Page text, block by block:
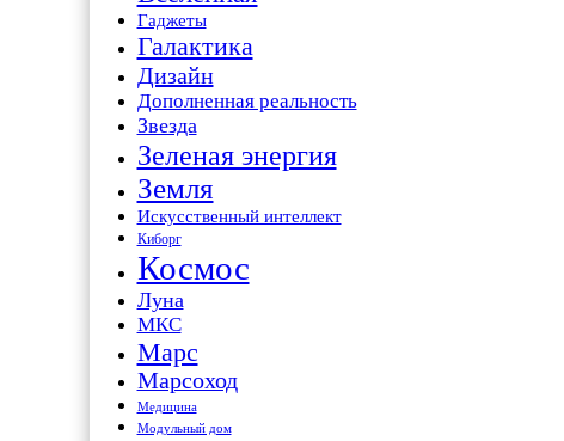
Гаджеты
Галактика
Дизайн
Дополненная реальность
Звезда
Зеленая энергия
Земля
Искусственный интеллект
Киборг
Космос
Луна
МКС
Марс
Марсоход
Медицина
Модульный дом